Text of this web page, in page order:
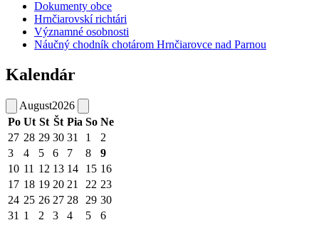
Dokumenty obce
Hrnčiarovskí richtári
Významné osobnosti
Náučný chodník chotárom Hrnčiarovce nad Parnou
Kalendár
August2026
Po Ut St Št Pia So Ne
27 28 29 30 31 1
2
3
4 5 6 7 8
9
10 11 12 13 14 15 16
17 18 19 20 21 22 23
24 25 26 27 28 29 30
31 1 2 3 4 5 6